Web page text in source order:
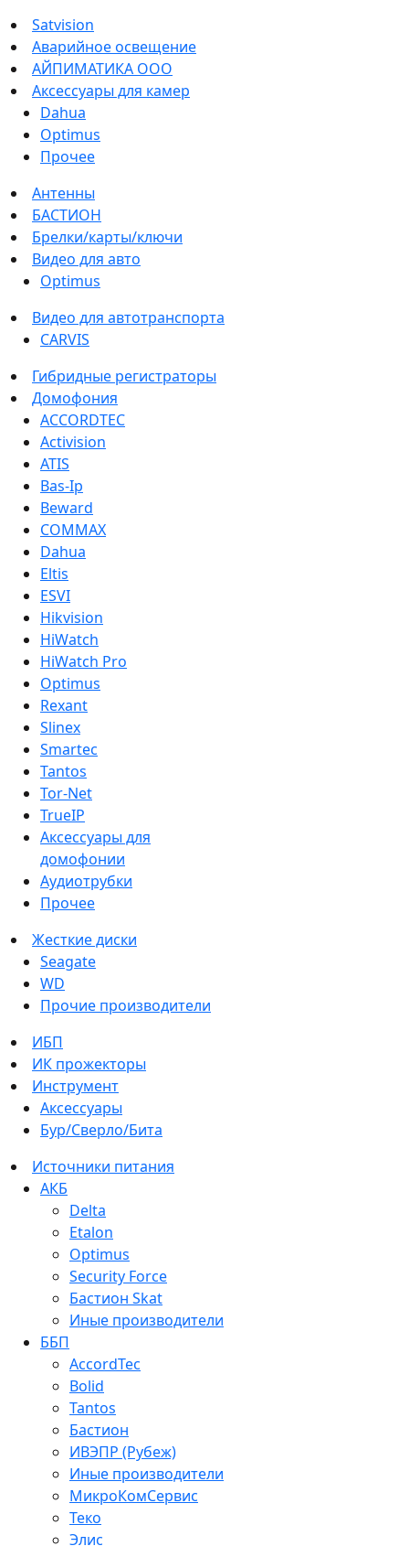
Satvision
Аварийное освещение
АЙПИМАТИКА ООО
Аксессуары для камер
Dahua
Optimus
Прочее
Антенны
БАСТИОН
Брелки/карты/ключи
Видео для авто
Optimus
Видео для автотранспорта
CARVIS
Гибридные регистраторы
Домофония
ACCORDTEC
Activision
ATIS
Bas-Ip
Beward
COMMAX
Dahua
Eltis
ESVI
Hikvision
HiWatch
HiWatch Pro
Optimus
Rexant
Slinex
Smartec
Tantos
Tor-Net
TrueIP
Аксессуары для
домофонии
Аудиотрубки
Прочее
Жесткие диски
Seagate
WD
Прочие производители
ИБП
ИК прожекторы
Инструмент
Аксессуары
Бур/Сверло/Бита
Источники питания
АКБ
Delta
Etalon
Optimus
Security Force
Бастион Skat
Иные производители
ББП
AccordTec
Bolid
Tantos
Бастион
ИВЭПР (Рубеж)
Иные производители
МикроКомСервис
Теко
Элис